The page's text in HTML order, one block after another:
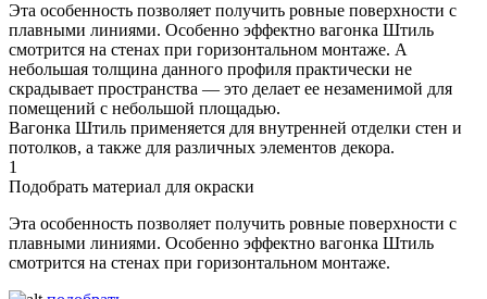
Эта особенность позволяет получить ровные поверхности с
плавными линиями. Особенно эффектно вагонка Штиль
смотрится на стенах при горизонтальном монтаже. А
небольшая толщина данного профиля практически не
скрадывает пространства — это делает ее незаменимой для
помещений с небольшой площадью.
Вагонка Штиль применяется для внутренней отделки стен и
потолков, а также для различных элементов декора.
1
Подобрать материал для окраски
Эта особенность позволяет получить ровные поверхности с
плавными линиями. Особенно эффектно вагонка Штиль
смотрится на стенах при горизонтальном монтаже.